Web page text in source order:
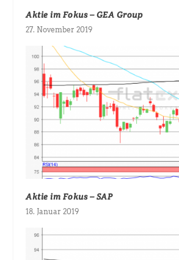
Aktie im Fokus – GEA Group
27. November 2019
Aktie im Fokus – SAP
18. Januar 2019